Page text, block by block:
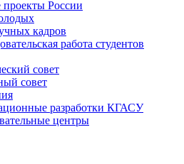
России
кадров
работа студентов
совет
совет
разработки КГАСУ
центры